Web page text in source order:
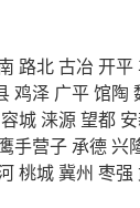
路北古冶 开平
鸡泽 广平馆陶
容城 涞源望都
手营子承德兴
桃城冀州 枣强